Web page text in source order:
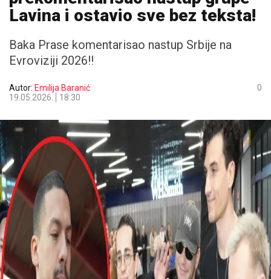
Lavina i ostavio sve bez teksta!
Baka Prase komentarisao nastup Srbije na
Evroviziji 2026!!
Autor: Emilija Baranić
19.05.2026.
18:30
0